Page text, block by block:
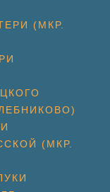
(МКР.
(МКР.